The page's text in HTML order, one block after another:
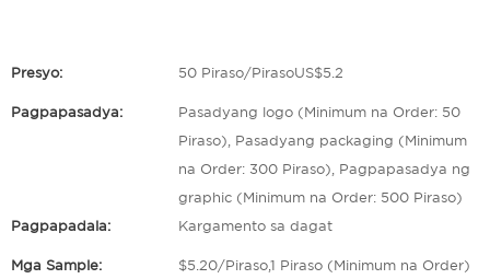
Presyo: 50 Piraso/PirasoUS$5.2
Pagpapasadya: Pasadyang logo (Minimum na Order: 50
Piraso), Pasadyang packaging (Minimum
na Order: 300 Piraso), Pagpapasadya ng
graphic (Minimum na Order: 500 Piraso)
Pagpapadala: Kargamento sa dagat
Mga Sample: $5.20/Piraso,1 Piraso (Minimum na Order)